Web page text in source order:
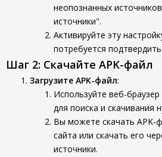
неопознанных
источники".
Активируйте эту
потребуется
Шаг 2: Скачайте APK-файл
Загрузите APK-файл:
Используйте веб-
для поиска и скачивания
Вы можете скачать APK-
сайта или скачать его
источники.